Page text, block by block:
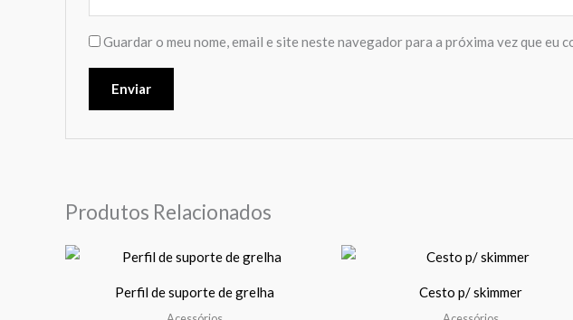
Guardar o meu nome, email e site neste navegador para a próxima vez que eu
Produtos Relacionados
Perfil de suporte de grelha Cesto p/ skimmer